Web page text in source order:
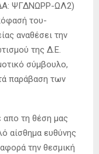
ΨΓΔΝΩΡΡ-ΩΛ2)
του-
αναθέσει την
της Δ.Ε.
σύμβουλο,
παράβαση των
απο τη θέση μας
αίσθημα ευθύνης
την θεσμική